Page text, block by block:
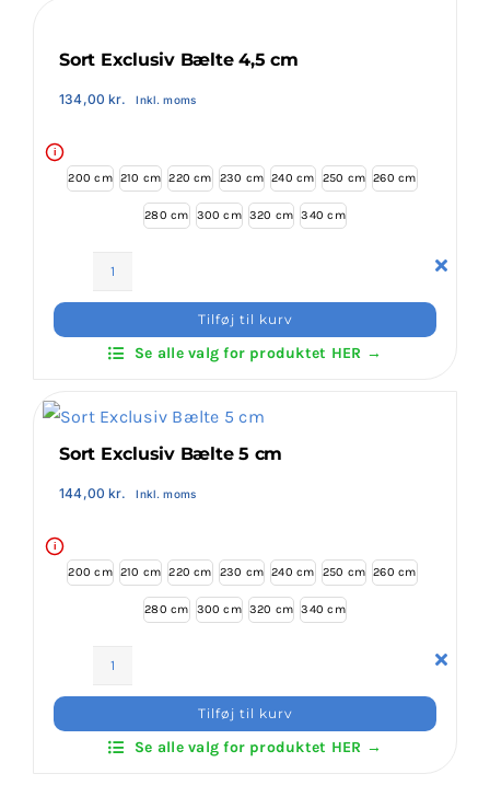
Kontakt Invictus Fightwear
Information
Nyheder
Login Klubaftale
Sort Exclusiv Bælte 4,5 cm
134,00kr. Inkl. moms
i
200 cm 210 cm 220 cm 230 cm 240 cm 250 cm 260 cm
280 cm 300 cm 320 cm 340 cm
Bælte
4,5
antal
Tilføj til kurv
Se alle valg for produktet HER →
Sort Exclusiv Bælte 5 cm
144,00kr. Inkl. moms
i
200 cm 210 cm 220 cm 230 cm 240 cm 250 cm 260 cm
280 cm 300 cm 320 cm 340 cm
Bælte
5
Tilføj til kurv
Se alle valg for produktet HER →